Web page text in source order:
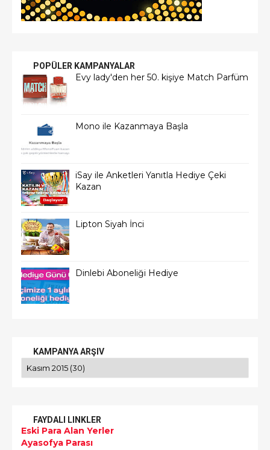
POPÜLER KAMPANYALAR
Evy lady'den her 50. kişiye Match Parfüm
Mono ile Kazanmaya Başla
iSay ile Anketleri Yanıtla Hediye Çeki
Kazan
Lipton Siyah İnci
Dinlebi Aboneliği Hediye
KAMPANYA ARŞIV
FAYDALI LINKLER
Eski Para Alan Yerler
Ayasofya Parası